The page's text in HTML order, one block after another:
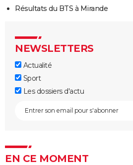
Résultats du BTS à Mirande
NEWSLETTERS
Actualité
Sport
Les dossiers d'actu
EN CE MOMENT